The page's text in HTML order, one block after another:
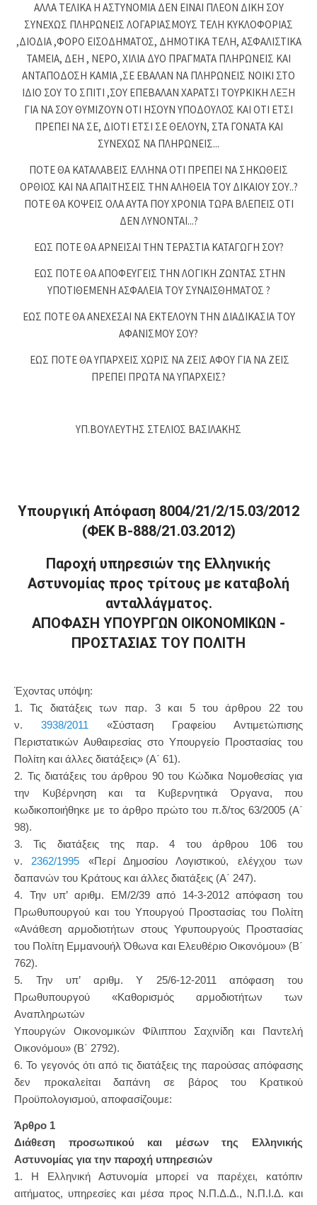
ΑΛΛΑ ΤΕΛΙΚΑ Η ΑΣΤΥΝΟΜΙΑ ΔΕΝ ΕΙΝΑΙ ΠΛΕΟΝ ΔΙΚΗ ΣΟΥ
ΣΥΝΕΧΩΣ ΠΛΗΡΩΝΕΙΣ ΛΟΓΑΡΙΑΣΜΟΥΣ ΤΕΛΗ ΚΥΚΛΟΦΟΡΙΑΣ
,ΔΙΟΔΙΑ ,ΦΟΡΟ ΕΙΣΟΔΗΜΑΤΟΣ, ΔΗΜΟΤΙΚΑ ΤΕΛΗ, ΑΣΦΑΛΙΣΤΙΚΑ
ΤΑΜΕΙΑ, ΔΕΗ , ΝΕΡΟ, ΧΙΛΙΑ ΔΥΟ ΠΡΑΓΜΑΤΑ ΠΛΗΡΩΝΕΙΣ ΚΑΙ
ΑΝΤΑΠΟΔΟΣΗ ΚΑΜΙΑ ,ΣΕ ΕΒΑΛΑΝ ΝΑ ΠΛΗΡΩΝΕΙΣ ΝΟΙΚΙ ΣΤΟ
ΙΔΙΟ ΣΟΥ ΤΟ ΣΠΙΤΙ ,ΣΟΥ ΕΠΕΒΑΛΑΝ ΧΑΡΑΤΣΙ ΤΟΥΡΚΙΚΗ ΛΕΞΗ
ΓΙΑ ΝΑ ΣΟΥ ΘΥΜΙΖΟΥΝ ΟΤΙ ΗΣΟΥΝ ΥΠΟΔΟΥΛΟΣ ΚΑΙ ΟΤΙ ΕΤΣΙ
ΠΡΕΠΕΙ ΝΑ ΣΕ, ΔΙΟΤΙ ΕΤΣΙ ΣΕ ΘΕΛΟΥΝ, ΣΤΑ ΓΟΝΑΤΑ ΚΑΙ
ΣΥΝΕΧΩΣ ΝΑ ΠΛΗΡΩΝΕΙΣ...
ΠΟΤΕ ΘΑ ΚΑΤΑΛΑΒΕΙΣ ΕΛΛΗΝΑ ΟΤΙ ΠΡΕΠΕΙ ΝΑ ΣΗΚΩΘΕΙΣ
ΟΡΘΙΟΣ ΚΑΙ ΝΑ ΑΠΑΙΤΗΣΕΙΣ ΤΗΝ ΑΛΗΘΕΙΑ ΤΟΥ ΔΙΚΑΙΟΥ ΣΟΥ..?
ΠΟΤΕ ΘΑ ΚΟΨΕΙΣ ΟΛΑ ΑΥΤΑ ΠΟΥ ΧΡΟΝΙΑ ΤΩΡΑ ΒΛΕΠΕΙΣ ΟΤΙ
ΔΕΝ ΛΥΝΟΝΤΑΙ...?
ΕΩΣ ΠΟΤΕ ΘΑ ΑΡΝΕΙΣΑΙ ΤΗΝ ΤΕΡΑΣΤΙΑ ΚΑΤΑΓΩΓΗ ΣΟΥ?
ΕΩΣ ΠΟΤΕ ΘΑ ΑΠΟΦΕΥΓΕΙΣ ΤΗΝ ΛΟΓΙΚΗ ΖΩΝΤΑΣ ΣΤΗΝ
ΥΠΟΤΙΘΕΜΕΝΗ ΑΣΦΑΛΕΙΑ ΤΟΥ ΣΥΝΑΙΣΘΗΜΑΤΟΣ ?
ΕΩΣ ΠΟΤΕ ΘΑ ΑΝΕΧΕΣΑΙ ΝΑ ΕΚΤΕΛΟΥΝ ΤΗΝ ΔΙΑΔΙΚΑΣΙΑ ΤΟΥ
ΑΦΑΝΙΣΜΟΥ ΣΟΥ?
ΕΩΣ ΠΟΤΕ ΘΑ ΥΠΑΡΧΕΙΣ ΧΩΡΙΣ ΝΑ ΖΕΙΣ ΑΦΟΥ ΓΙΑ ΝΑ ΖΕΙΣ
ΠΡΕΠΕΙ ΠΡΩΤΑ ΝΑ ΥΠΑΡΧΕΙΣ?
ΥΠ.ΒΟΥΛΕΥΤΗΣ ΣΤΕΛΙΟΣ ΒΑΣΙΛΑΚΗΣ
Υπουργική Απόφαση 8004/21/2/15.03/2012
(ΦΕΚ Β-888/21.03.2012)
Παροχή υπηρεσιών της Ελληνικής
Αστυνομίας προς τρίτους με καταβολή
ανταλλάγματος.
ΑΠΟΦΑΣΗ ΥΠΟΥΡΓΩΝ ΟΙΚΟΝΟΜΙΚΩΝ -
ΠΡΟΣΤΑΣΙΑΣ ΤΟΥ ΠΟΛΙΤΗ
Έχοντας υπόψη:
1. Τις διατάξεις των παρ. 3 και 5 του άρθρου 22 του
ν. 3938/2011 «Σύσταση Γραφείου Αντιμετώπισης
Περιστατικών Αυθαιρεσίας στο Υπουργείο Προστασίας του
Πολίτη και άλλες διατάξεις» (Α΄ 61).
2. Τις διατάξεις του άρθρου 90 του Κώδικα Νομοθεσίας για
την Κυβέρνηση και τα Κυβερνητικά Όργανα, που
κωδικοποιήθηκε με το άρθρο πρώτο του π.δ/τος 63/2005 (Α΄
98).
3. Τις διατάξεις της παρ. 4 του άρθρου 106 του
ν.2362/1995 «Περί Δημοσίου Λογιστικού, ελέγχου των
δαπανών του Κράτους και άλλες διατάξεις (Α΄ 247).
4. Την υπ’ αριθμ. ΕΜ/2/39 από 14-3-2012 απόφαση του
Πρωθυπουργού και του Υπουργού Προστασίας του Πολίτη
«Ανάθεση αρμοδιοτήτων στους Υφυπουργούς Προστασίας
του Πολίτη Εμμανουήλ Όθωνα και Ελευθέριο Οικονόμου» (Β΄
762).
5. Την υπ’ αριθμ. Υ 25/6-12-2011 απόφαση του
Πρωθυπουργού «Καθορισμός αρμοδιοτήτων των
Αναπληρωτών
Υπουργών Οικονομικών Φίλιππου Σαχινίδη και Παντελή
Οικονόμου» (Β΄ 2792).
6. Το γεγονός ότι από τις διατάξεις της παρούσας απόφασης
δεν προκαλείται δαπάνη σε βάρος του Κρατικού
Προϋπολογισμού, αποφασίζουμε:
Άρθρο 1
Διάθεση προσωπικού και μέσων της Ελληνικής
Αστυνομίας για την παροχή υπηρεσιών
1. Η Ελληνική Αστυνομία μπορεί να παρέχει, κατόπιν
αιτήματος, υπηρεσίες και μέσα προς Ν.Π.Δ.Δ., Ν.Π.Ι.Δ. και